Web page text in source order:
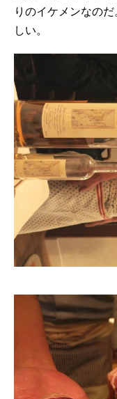
りのイケメンなの
しい。